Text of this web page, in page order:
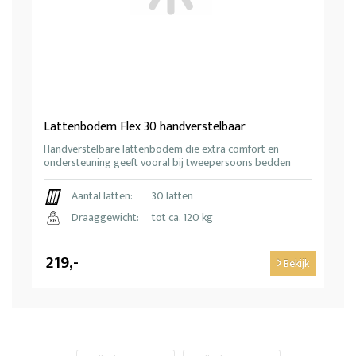
Lattenbodem Flex 30 handverstelbaar
Handverstelbare lattenbodem die extra comfort en
ondersteuning geeft vooral bij tweepersoons bedden
Aantal latten:
30 latten
Draaggewicht:
tot ca. 120 kg
219,- Bekijk